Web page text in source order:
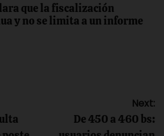
que la fiscalización
y no se limita a un informe
Next:
De 450 a 460 bs: